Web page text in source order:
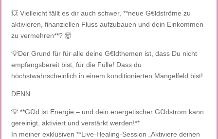
💥 Vielleicht fällt es dir auch schwer, **neue G€ldströme zu
aktivieren, finanziellen Fluss aufzubauen und dein Einkommen
zu vermehren**? 🤯
💡Der Grund für für alle deine G€ldthemen ist, dass Du nicht
empfangsbereit bist, für die Fülle! Dass du
höchstwahrscheinlich in einem konditionierten Mangelfeld bist!
DENN:
💡 **G€ld ist Energie – und dein energetischer G€ldstrom kann
gereinigt, aktiviert und verstärkt werden!**
In meiner exklusiven **Live-Healing-Session „Aktiviere deinen